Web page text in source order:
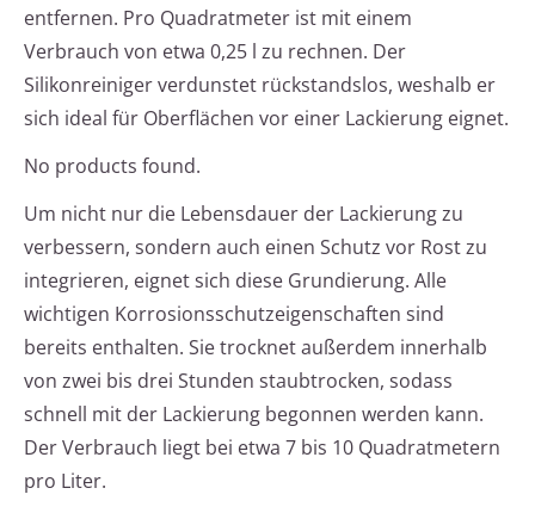
entfernen. Pro Quadratmeter ist mit einem
Verbrauch von etwa 0,25 l zu rechnen. Der
Silikonreiniger verdunstet rückstandslos, weshalb er
sich ideal für Oberflächen vor einer Lackierung eignet.
No products found.
Um nicht nur die Lebensdauer der Lackierung zu
verbessern, sondern auch einen Schutz vor Rost zu
integrieren, eignet sich diese Grundierung. Alle
wichtigen Korrosionsschutzeigenschaften sind
bereits enthalten. Sie trocknet außerdem innerhalb
von zwei bis drei Stunden staubtrocken, sodass
schnell mit der Lackierung begonnen werden kann.
Der Verbrauch liegt bei etwa 7 bis 10 Quadratmetern
pro Liter.